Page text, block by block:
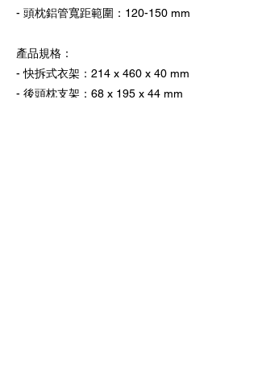
- 頭枕鋁管寬距範圍：120-150 mm
產品規格：
- 快拆式衣架：214 x 460 x 40 mm
- 後頭枕支架：68 x 195 x 44 mm